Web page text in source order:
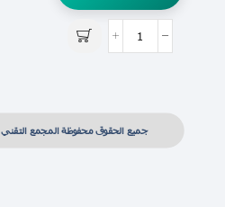
جميع الحقوق محفوظة المجمع التقني 2026